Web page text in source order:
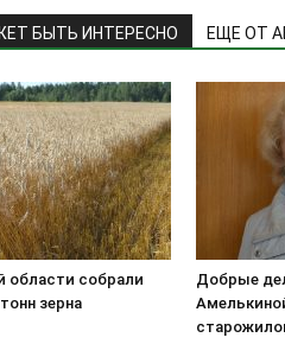
БЫТЬ ИНТЕРЕСНО ЕЩЕ ОТ
области собрали
зерна
Добрые